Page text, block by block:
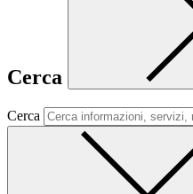
Cerca
Cerca